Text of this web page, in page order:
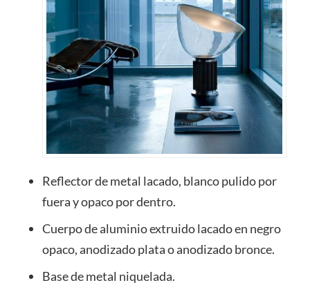
Reflector de metal lacado, blanco pulido por
fuera y opaco por dentro.
Cuerpo de aluminio extruido lacado en negro
opaco, anodizado plata o anodizado bronce.
Base de metal niquelada.